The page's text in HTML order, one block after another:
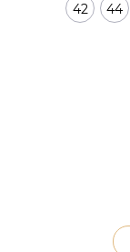
42 44